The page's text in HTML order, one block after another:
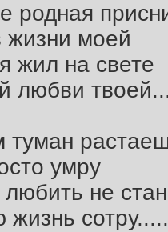
родная
жизни моей
жил на свете
любви
туман
умру
не
жизнь